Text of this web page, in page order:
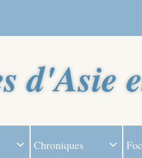
d'Asie
Chroniques